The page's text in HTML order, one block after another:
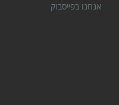
אנחנו בפייסבוק